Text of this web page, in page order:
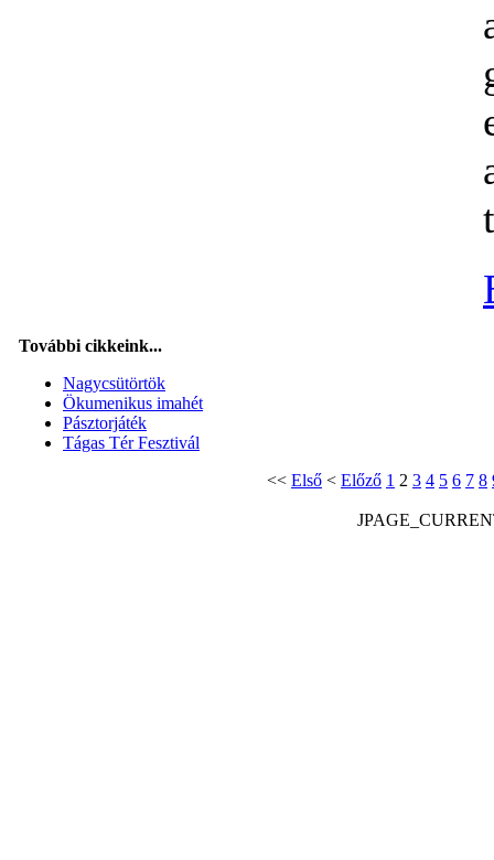
További cikkeink...
Nagycsütörtök
Ökumenikus imahét
Pásztorjáték
Tágas Tér Fesztivál
<< Első < Előző 1 2 3 4 5 6 7 8